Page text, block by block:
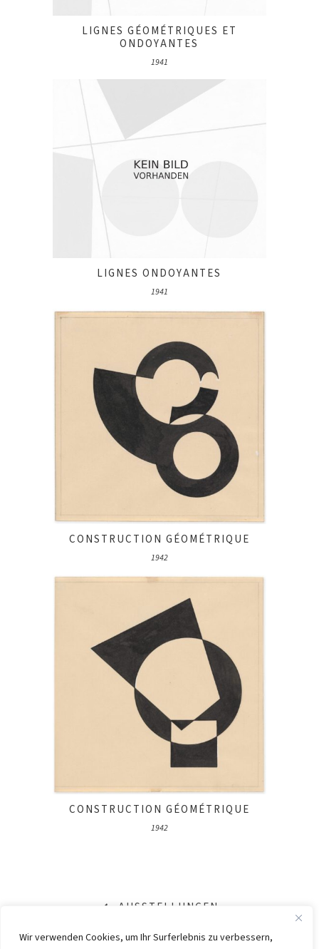
Wir verwenden Cookies, um Ihr Surferlebnis zu verbessern,
LIGNES GÉOMÉTRIQUES ET
ONDOYANTES
1941
LIGNES ONDOYANTES
1941
CONSTRUCTION GÉOMÉTRIQUE
1942
CONSTRUCTION GÉOMÉTRIQUE
1942
AUSSTELLUNGEN